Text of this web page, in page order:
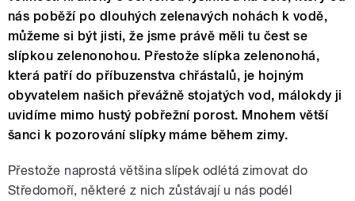
nás poběží po dlouhých zelenavých nohách k vodě,
můžeme si být jisti, že jsme právě měli tu čest se
slípkou zelenonohou. Přestože slípka zelenonohá,
která patří do příbuzenstva chřástalů, je hojným
obyvatelem našich převážně stojatých vod, málokdy ji
uvidíme mimo hustý pobřežní porost. Mnohem větší
šanci k pozorování slípky máme během zimy.
Přestože naprostá většina slípek odlétá zimovat do
Středomoří, některé z nich zůstávají u nás podél